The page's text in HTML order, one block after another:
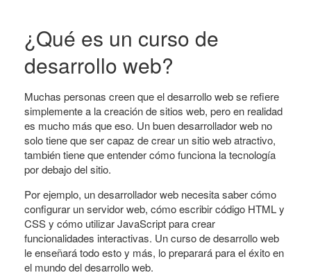
¿Qué es un curso de
desarrollo web?
Muchas personas creen que el desarrollo web se refiere
simplemente a la creación de sitios web, pero en realidad
es mucho más que eso. Un buen desarrollador web no
solo tiene que ser capaz de crear un sitio web atractivo,
también tiene que entender cómo funciona la tecnología
por debajo del sitio.
Por ejemplo, un desarrollador web necesita saber cómo
configurar un servidor web, cómo escribir código HTML y
CSS y cómo utilizar JavaScript para crear
funcionalidades interactivas. Un curso de desarrollo web
le enseñará todo esto y más, lo preparará para el éxito en
el mundo del desarrollo web.